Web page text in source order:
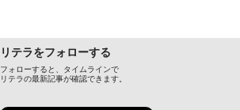
リテラをフォローする
フォローすると、タイムラインで
リテラの最新記事が確認できます。